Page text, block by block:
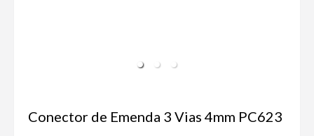
Conector de Emenda 3 Vias 4mm PC623